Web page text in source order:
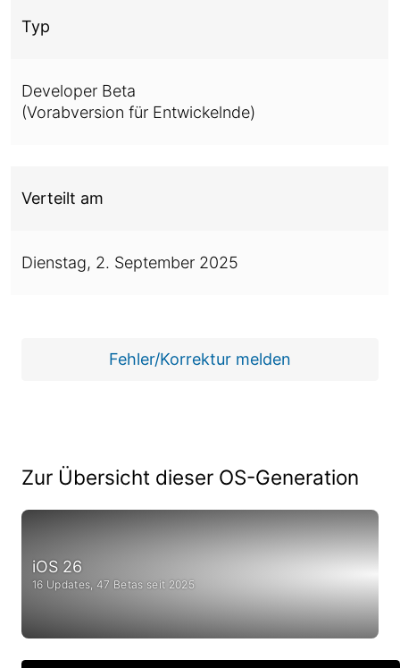
Typ
Developer Beta
(Vorabversion für Entwickelnde)
Verteilt am
Dienstag, 2. September 2025
Fehler/Korrektur melden
Zur Übersicht dieser OS-Generation
iOS 26
16 Updates, 47 Betas seit 2025